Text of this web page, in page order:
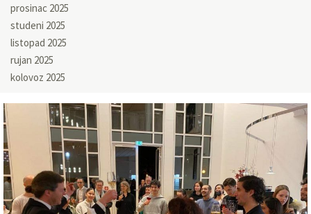
prosinac 2025
studeni 2025
listopad 2025
rujan 2025
kolovoz 2025